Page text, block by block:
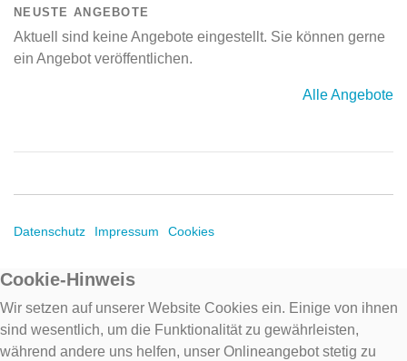
NEUSTE ANGEBOTE
Aktuell sind keine Angebote eingestellt. Sie können gerne
ein Angebot veröffentlichen.
Alle Angebote
Datenschutz Impressum Cookies
Cookie-Hinweis
Wir setzen auf unserer Website Cookies ein. Einige von ihnen
sind wesentlich, um die Funktionalität zu gewährleisten,
während andere uns helfen, unser Onlineangebot stetig zu